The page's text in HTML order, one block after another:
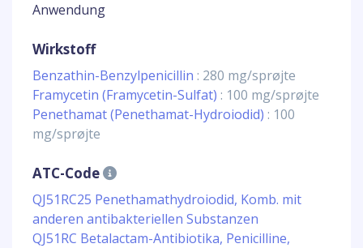
Anwendung
Wirkstoff
Benzathin-Benzylpenicillin : 280 mg/sprøjte
Framycetin (Framycetin-Sulfat) : 100 mg/sprøjte
Penethamat (Penethamat-Hydroiodid) : 100
mg/sprøjte
ATC-Code
QJ51RC25 Penethamathydroiodid, Komb. mit
anderen antibakteriellen Substanzen
QJ51RC Betalactam-Antibiotika, Penicilline,